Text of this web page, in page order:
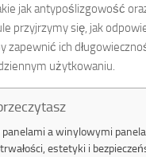
jak antypoślizgowość
przyjrzymy się, jak
zapewnić ich
użytkowaniu.
panelami a winylowymi
estetyki i